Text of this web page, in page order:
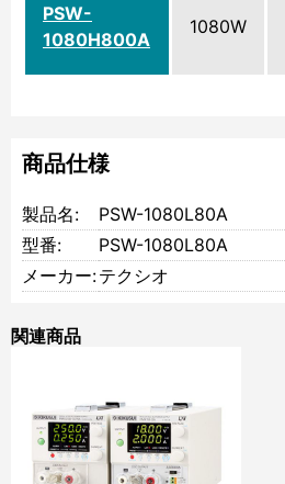
PSW-
1080H800A
1080W
商品仕様
製品名:
PSW-1080L80A
型番:
PSW-1080L80A
メーカー:テクシオ
関連商品